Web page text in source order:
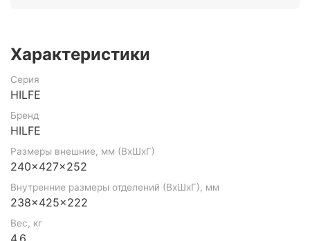
Характеристики
Серия
HILFE
Бренд
HILFE
Размеры внешние, мм (ВхШхГ)
240x427x252
Внутренние размеры отделений (ВхШхГ), мм
238x425x222
Вес, кг
4.6